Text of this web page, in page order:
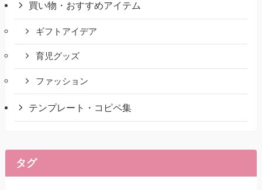
買い物・おすすめアイテム
ギフトアイデア
育児グッズ
ファッション
テンプレート・コピペ集
タグ